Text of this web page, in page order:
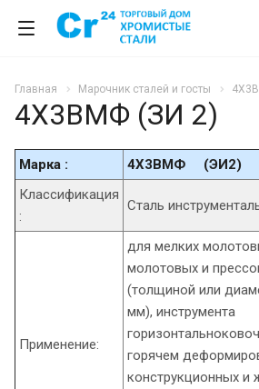
Главная Марочник сталей и госты
4Х3ВМФ (ЗИ 2)
Марка :
4Х3ВМФ (ЭИ2)
Классификация
:
Сталь
Применение:
для мелких
молотовых и
(толщиной или
мм), инструмента
горячем
конструкционных и